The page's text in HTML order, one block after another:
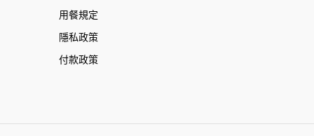
用餐規定
隱私政策
付款政策